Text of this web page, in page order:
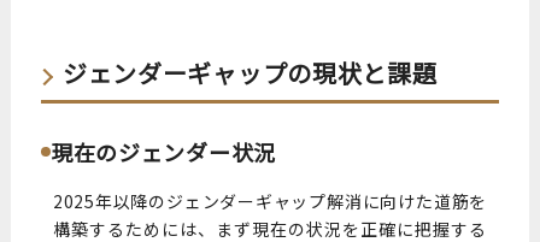
ジェンダーギャップの現状と課題
現在のジェンダー状況
2025年以降のジェンダーギャップ解消に向けた道筋を
構築するためには、まず現在の状況を正確に把握する